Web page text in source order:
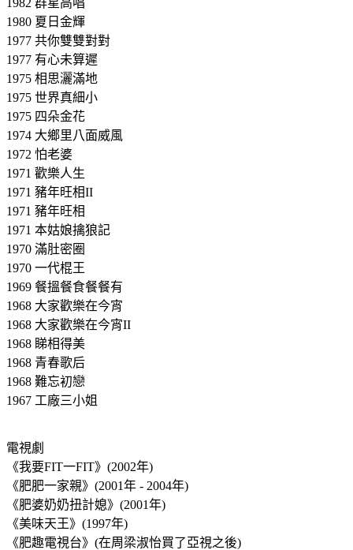
1980 夏日金輝
1977 共你雙雙對對
1977 有心未算遲
1975 相思灑滿地
1975 世界真細小
1975 四朵金花
1974 大鄉里八面威風
1972 怕老婆
1971 歡樂人生
1971 豬年旺相II
1971 豬年旺相
1971 本姑娘擒狼記
1970 滿肚密圈
1970 一代棍王
1969 餐搵餐食餐餐有
1968 大家歡樂在今宵
1968 大家歡樂在今宵II
1968 睇相得美
1968 青春歌后
1968 難忘初戀
1967 工廠三小姐
電視劇
《我要FIT一FIT》(2002年)
《肥肥一家親》(2001年 - 2004年)
《肥婆奶奶扭計媳》(2001年)
《美味天王》(1997年)
《肥趣電視台》(在周梁淑怡買了亞視之後)